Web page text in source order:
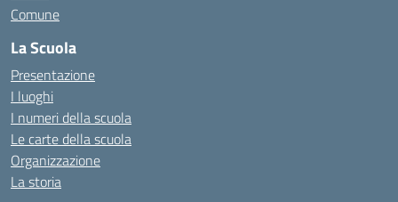
Comune
La Scuola
Presentazione
I luoghi
I numeri della scuola
Le carte della scuola
Organizzazione
La storia